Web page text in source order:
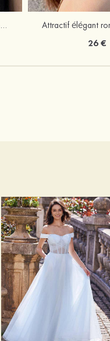
Charmant magnifique unique perle boucles d'oreilles
26 €